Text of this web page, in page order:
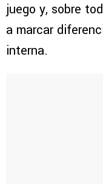
juego y, sobre
a marcar
interna.